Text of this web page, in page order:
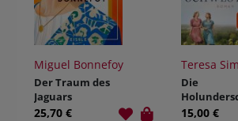
Miguel Bonnefoy
Der Traum des
Jaguars
25,70 €
Teresa
Die
estern
15,00 €